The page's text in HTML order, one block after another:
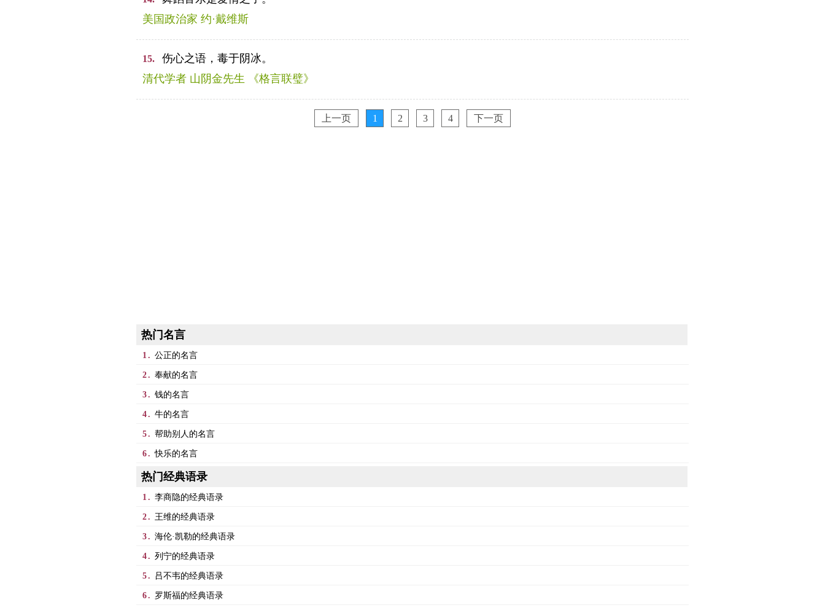
美国政治家 约·戴维斯
15.
伤心之语，毒于阴冰。
清代学者 山阴金先生 《格言联璧》
上一页 1 2 3 4 下一页
热门名言
1. 公正的名言
2. 奉献的名言
3. 钱的名言
4. 牛的名言
5. 帮助别人的名言
6. 快乐的名言
热门经典语录
1. 李商隐的经典语录
2. 王维的经典语录
3. 海伦·凯勒的经典语录
4. 列宁的经典语录
5. 吕不韦的经典语录
6. 罗斯福的经典语录